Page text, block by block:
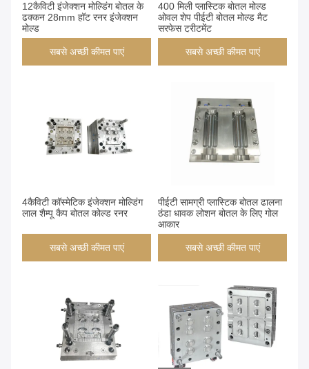
12कैविटी इंजेक्शन मोल्डिंग बोतल के
ढक्कन 28mm हॉट रनर इंजेक्शन
मोल्ड
सबसे अच्छी कीमत पाएं
400 मिली प्लास्टिक बोतल मोल्ड
ओवल शेप पीईटी बोतल मोल्ड मैट
सरफेस ट्रीटमेंट
सबसे अच्छी कीमत पाएं
4कैविटी कॉस्मेटिक इंजेक्शन मोल्डिंग
लाल शैम्पू कैप बोतल कोल्ड रनर
सबसे अच्छी कीमत पाएं
पीईटी सामग्री प्लास्टिक बोतल ढालना
ठंडा धावक लोशन बोतल के लिए गोल
आकार
सबसे अच्छी कीमत पाएं